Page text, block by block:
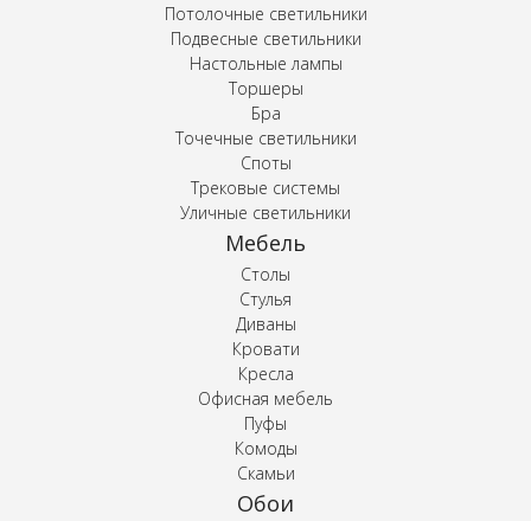
Потолочные светильники
Подвесные светильники
Настольные лампы
Торшеры
Бра
Точечные светильники
Споты
Трековые системы
Уличные светильники
Мебель
Столы
Стулья
Диваны
Кровати
Кресла
Офисная мебель
Пуфы
Комоды
Скамьи
Обои